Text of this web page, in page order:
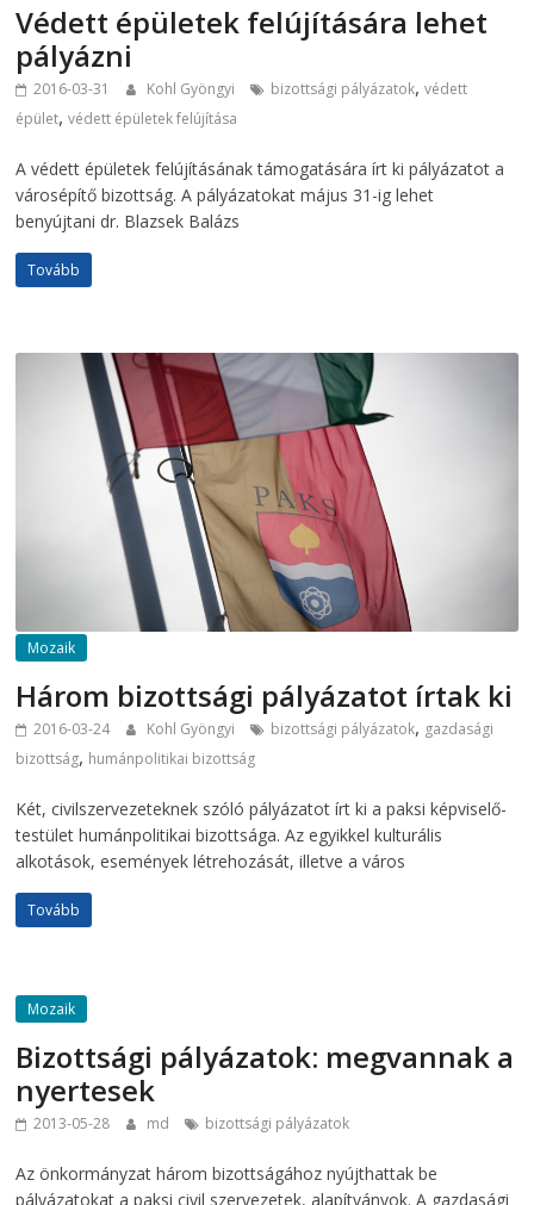
Védett épületek felújítására lehet
pályázni
2016-03-31 Kohl Gyöngyi bizottsági pályázatok,védett
épület,védett épületek felújítása
A védett épületek felújításának támogatására írt ki pályázatot a
városépítő bizottság. A pályázatokat május 31-ig lehet
benyújtani dr. Blazsek Balázs
Tovább
Mozaik
Három bizottsági pályázatot írtak ki
2016-03-24 Kohl Gyöngyi bizottsági pályázatok, gazdasági
bizottság, humánpolitikai bizottság
Két, civilszervezeteknek szóló pályázatot írt ki a paksi képviselő-
testület humánpolitikai bizottsága. Az egyikkel kulturális
alkotások, események létrehozását, illetve a város
Tovább
Mozaik
Bizottsági pályázatok: megvannak a
nyertesek
2013-05-28 md bizottsági pályázatok
Az önkormányzat három bizottságához nyújthattak be
pályázatokat a paksi civil szervezetek, alapítványok. A gazdasági